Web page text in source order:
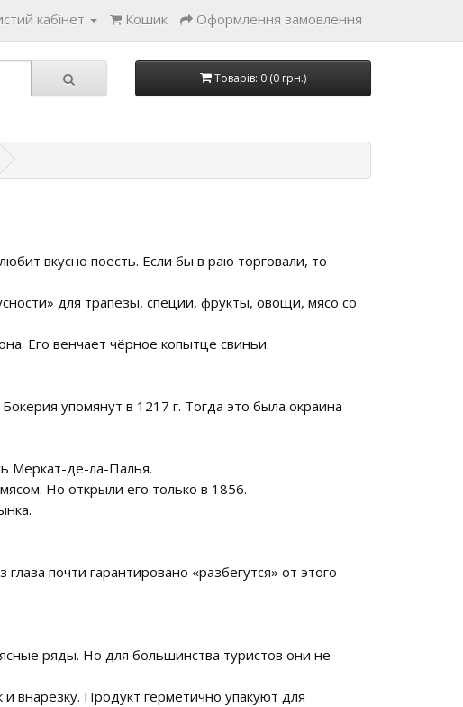
кабінет Кошик Оформлення замовлення
Товарів: 0 (0 грн.)
вкусно поесть. Если бы в раю торговали, то
для трапезы, специи, фрукты, овощи, мясо со
Его венчает чёрное копытце свиньи.
упомянут в 1217 г. Тогда это была окраина
Меркат-де-ла-Палья.
Но открыли его только в 1856.
почти гарантировано «разбегутся» от этого
ряды. Но для большинства туристов они не
внарезку. Продукт герметично упакуют для